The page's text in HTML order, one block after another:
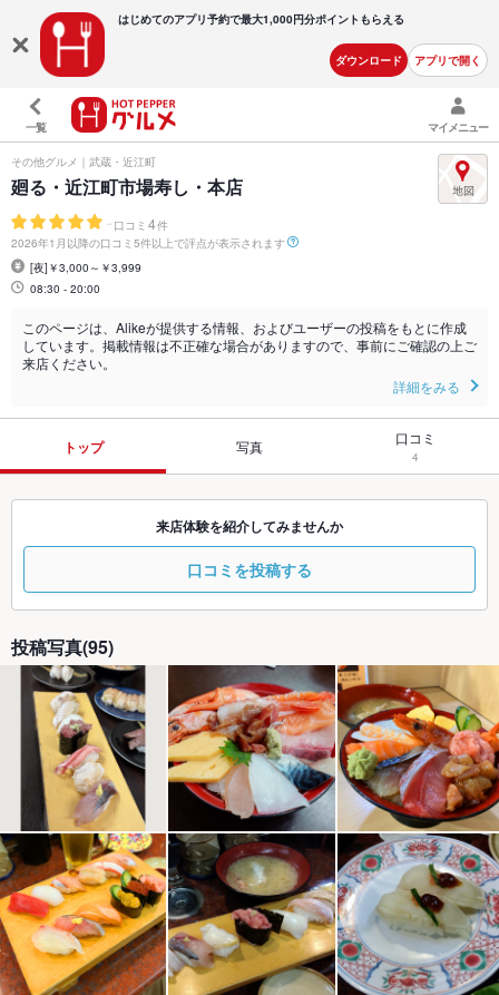
はじめてのアプリ予約で最大1,000円分ポイントもらえる
ダウンロード アプリで開く
一覧 マイメニュー
その他グルメ｜武蔵・近江町
廻る・近江町市場寿し・本店
- 口コミ 4件
2026年1月以降の口コミ5件以上で評点が表示されます
[夜]￥3,000～￥3,999
08:30 - 20:00
このページは、Alikeが提供する情報、およびユーザーの投稿をもとに作成
しています。掲載情報は不正確な場合がありますので、事前にご確認の上ご
来店ください。
詳細をみる
トップ 写真 口コミ
4
来店体験を紹介してみませんか
口コミを投稿する
投稿写真(95)